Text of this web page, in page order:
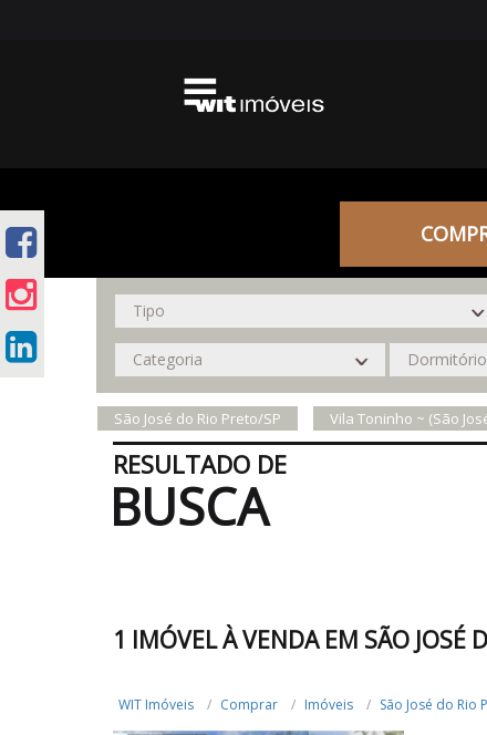
São José do Rio Preto/SP Vila Toninho ~ (São
RESULTADO DE
BUSCA
1 IMÓVEL À VENDA EM SÃO
WIT Imóveis Comprar Imóveis São José do Rio